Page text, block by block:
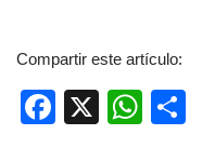
Compartir este artículo:
F
X
W